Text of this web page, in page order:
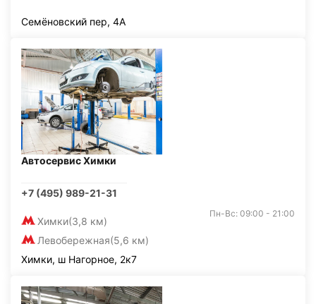
Семёновский пер, 4А
Автосервис Химки
+7 (495) 989-21-31
Химки(3,8 км)
Левобережная(5,6 км)
Пн-Вс: 09:00 - 21:00
Химки, ш Нагорное, 2к7